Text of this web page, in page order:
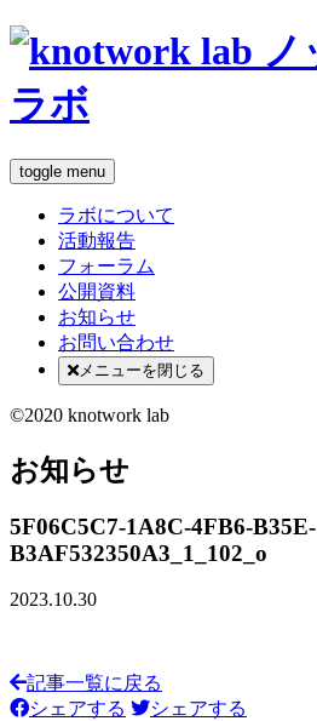
toggle menu
ラボについて
活動報告
フォーラム
公開資料
お知らせ
お問い合わせ
メニューを閉じる
©2020 knotwork lab
お知らせ
5F06C5C7-1A8C-4FB6-B35E-
B3AF532350A3_1_102_o
2023.10.30
記事一覧に戻る
シェアする
シェアする